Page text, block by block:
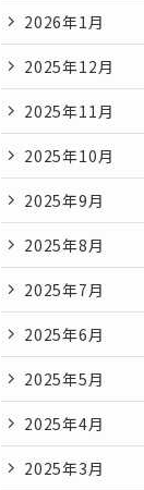
2026年1月
2025年12月
2025年11月
2025年10月
2025年9月
2025年8月
2025年7月
2025年6月
2025年5月
2025年4月
2025年3月